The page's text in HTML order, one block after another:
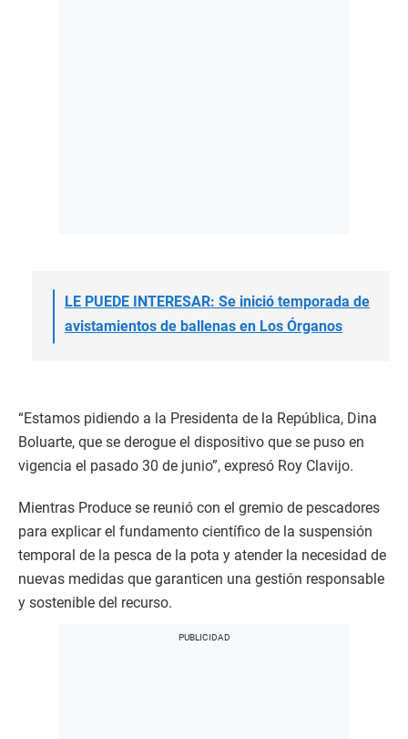
LE PUEDE INTERESAR: Se inició temporada de
avistamientos de ballenas en Los Órganos
“Estamos pidiendo a la Presidenta de la República, Dina
Boluarte, que se derogue el dispositivo que se puso en
vigencia el pasado 30 de junio”, expresó Roy Clavijo.
Mientras Produce se reunió con el gremio de pescadores
para explicar el fundamento científico de la suspensión
temporal de la pesca de la pota y atender la necesidad de
nuevas medidas que garanticen una gestión responsable
y sostenible del recurso.